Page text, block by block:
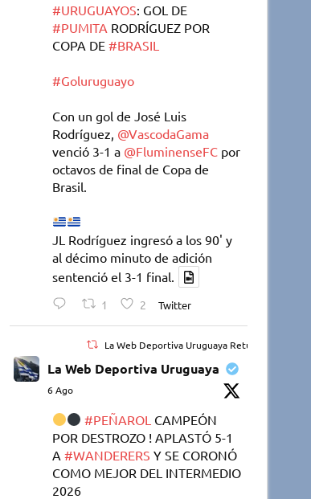
#URUGUAYOS: GOL DE
#PUMITA RODRÍGUEZ POR
COPA DE#BRASIL
#Goluruguayo
Con un gol de José Luis
Rodríguez, @VascodaGama
venció 3-1 a @FluminenseFC por
octavos de final de Copa de
Brasil.
JL Rodríguez ingresó a los 90' y
al décimo minuto de adición
sentenció el 3-1 final.
1 2 Twitter
La Web Deportiva Uruguaya Retuiteado
La Web Deportiva Uruguaya
6 Ago
#PEÑAROL CAMPEÓN
POR DESTROZO ! APLASTÓ 5-1
A#WANDERERS Y SE CORONÓ
COMO MEJOR DEL INTERMEDIO
2026